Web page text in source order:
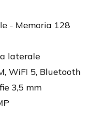
- Memoria 128
laterale
WiFI 5, Bluetooth
3,5 mm